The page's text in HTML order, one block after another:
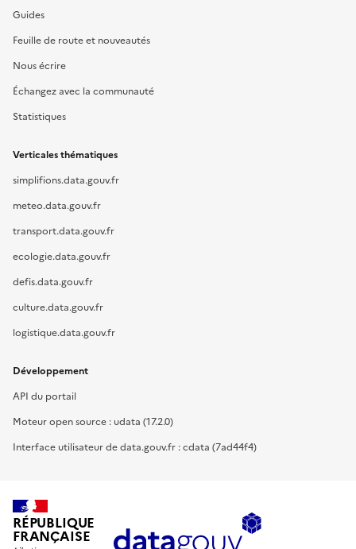
Guides
Feuille de route et nouveautés
Nous écrire
Échangez avec la communauté
Statistiques
Verticales thématiques
simplifions.data.gouv.fr
meteo.data.gouv.fr
transport.data.gouv.fr
ecologie.data.gouv.fr
defis.data.gouv.fr
culture.data.gouv.fr
logistique.data.gouv.fr
Développement
API du portail
Moteur open source : udata (17.2.0)
Interface utilisateur de data.gouv.fr : cdata (7ad44f4)
RÉPUBLIQUE
FRANÇAISE